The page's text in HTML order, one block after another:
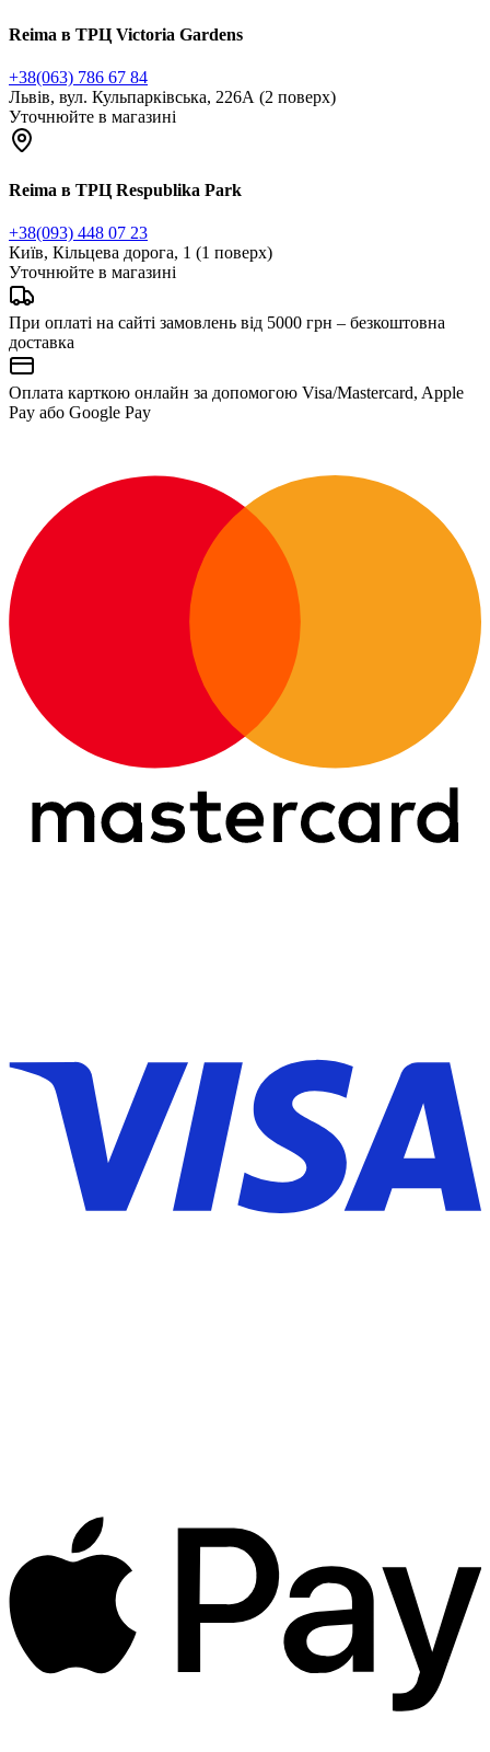
Reima в ТРЦ Victoria Gardens
+38(063) 786 67 84
Львів, вул. Кульпарківська, 226А (2 поверх)
Уточнюйте в магазині
Reima в ТРЦ Respublika Park
+38(093) 448 07 23
Київ, Кільцева дорога, 1 (1 поверх)
Уточнюйте в магазині
При оплаті на сайті замовлень від 5000 грн – безкоштовна
доставка
Оплата карткою онлайн за допомогою Visa/Mastercard, Apple
Pay або Google Pay